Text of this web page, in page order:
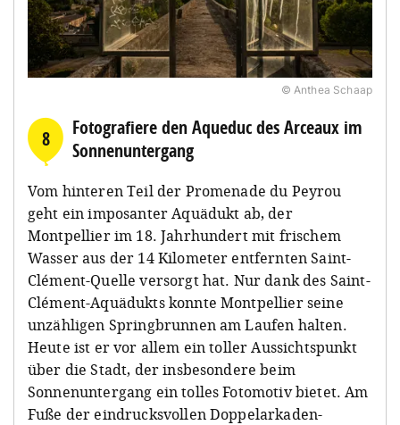
© Anthea Schaap
8
Fotografiere den Aqueduc des Arceaux im
Sonnenuntergang
Vom hinteren Teil der Promenade du Peyrou
geht ein imposanter Aquädukt ab, der
Montpellier im 18. Jahrhundert mit frischem
Wasser aus der 14 Kilometer entfernten Saint-
Clément-Quelle versorgt hat. Nur dank des Saint-
Clément-Aquädukts konnte Montpellier seine
unzähligen Springbrunnen am Laufen halten.
Heute ist er vor allem ein toller Aussichtspunkt
über die Stadt, der insbesondere beim
Sonnenuntergang ein tolles Fotomotiv bietet. Am
Fuße der eindrucksvollen Doppelarkaden-